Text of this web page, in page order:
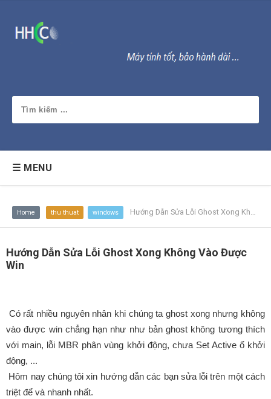
☰ MENU
Home thu thuat windows Hướng Dẫn Sửa Lỗi Ghost Xong Không Vào Được Win
Hướng Dẫn Sửa Lỗi Ghost Xong Không Vào Được
Win
Có rất nhiều nguyên nhân khi chúng ta ghost xong nhưng không
vào được win chẳng hạn như như bản ghost không tương thích
với main, lỗi MBR phân vùng khởi động, chưa Set Active ổ khởi
động, ...
Hôm nay chúng tôi xin hướng dẫn các bạn sửa lỗi trên một cách
triệt để và nhanh nhất.